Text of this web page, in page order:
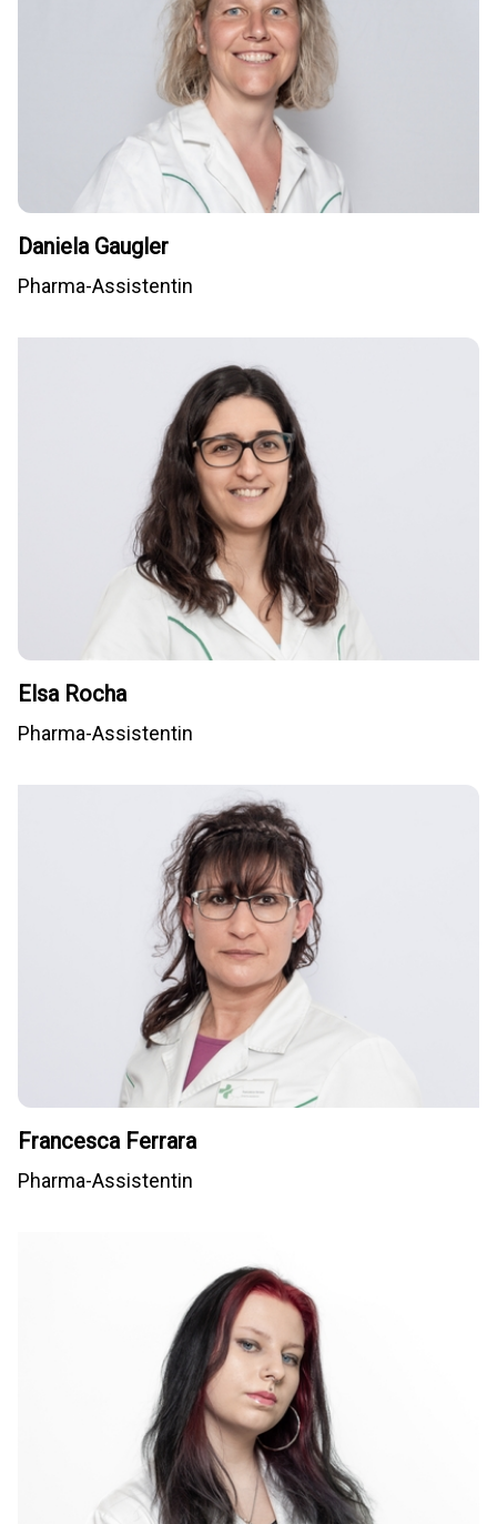
Daniela Gaugler
Pharma-Assistentin
Elsa Rocha
Pharma-Assistentin
Francesca Ferrara
Pharma-Assistentin